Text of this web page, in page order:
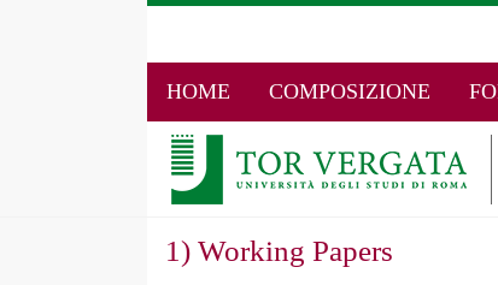
HOME COMPOSIZIONE
1) Working Papers